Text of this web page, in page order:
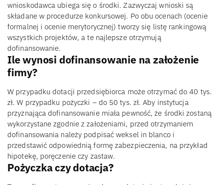
wnioskodawca ubiega się o środki. Zazwyczaj wnioski są
składane w procedurze konkursowej. Po obu ocenach (ocenie
formalnej i ocenie merytorycznej) tworzy się listę rankingową
wszystkich projektów, a te najlepsze otrzymują
dofinansowanie.
Ile wynosi dofinansowanie na założenie
firmy?
W przypadku dotacji przedsiębiorca może otrzymać do 40 tys.
zł. W przypadku pożyczki – do 50 tys. zł. Aby instytucja
przyznająca dofinansowanie miała pewność, że środki zostaną
wykorzystane zgodnie z założeniami, przed otrzymaniem
dofinansowania należy podpisać weksel in blanco i
przedstawić odpowiednią formę zabezpieczenia, na przykład
hipotekę, poręczenie czy zastaw.
Pożyczka czy dotacja?